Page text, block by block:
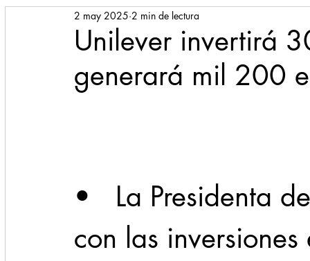
Santa Catarina San Pedro Garza Garcia
Espectaculos Clima Principal Salud
1 enero 31abr
Unilever invertirá
generará mil 200
2 may 2025 2 min de lectura
•   La Presidenta
con las